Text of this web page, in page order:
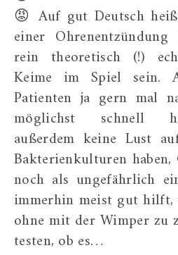
😡 Auf gut Deutsch
einer
rein theoretisch (!)
Keime im Spiel sein.
Patienten ja gern mal
möglichst
außerdem keine Lust
Bakterienkulturen
noch als ungefährlich
immerhin meist gut hilft,
ohne mit der Wimper zu
testen, ob es…